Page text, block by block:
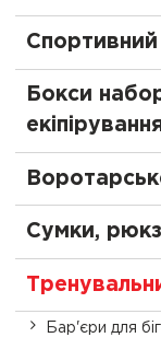
Спортивний
Бокси
Сумки,
Бар'єри для